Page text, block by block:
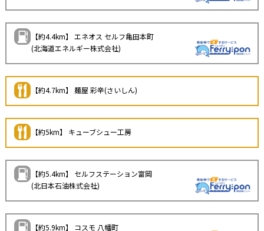
【約4.4km】 エネオス セルフ亀田本町
(北海道エネルギー株式会社)
【約4.7km】 麺屋 彩辛(さいしん)
【約5km】 キューブシュー工房
【約5.4km】 セルフステーション富岡
(北日本石油株式会社)
【約5.9km】 コスモ 八幡町